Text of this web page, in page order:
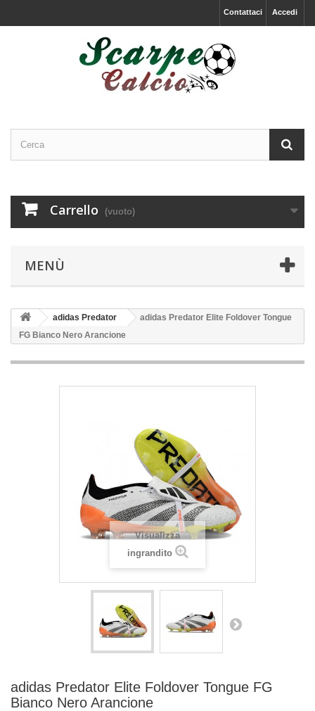
Accedi
Contattaci
Carrello (vuoto)
MENÙ
adidas Predator
adidas Predator Elite Foldover Tongue
FG Bianco Nero Arancione
Visualizza
ingrandito
adidas Predator Elite Foldover Tongue FG
Bianco Nero Arancione